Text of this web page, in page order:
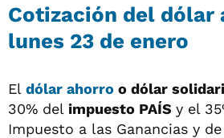
Cotización del dólar
lunes 23 de enero
El dólar ahorro o dólar
30% del impuesto PAÍS y el
Impuesto a las Ganancias y